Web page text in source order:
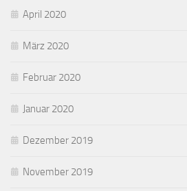
April 2020
März 2020
Februar 2020
Januar 2020
Dezember 2019
November 2019